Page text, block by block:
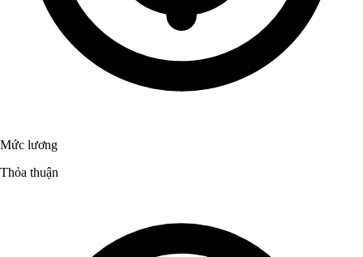
Mức lương
Thỏa thuận